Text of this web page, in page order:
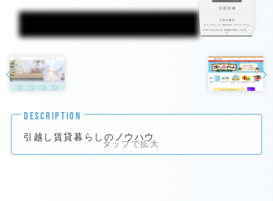
DESCRIPTION
引越し賃貸暮らしのノウハウ